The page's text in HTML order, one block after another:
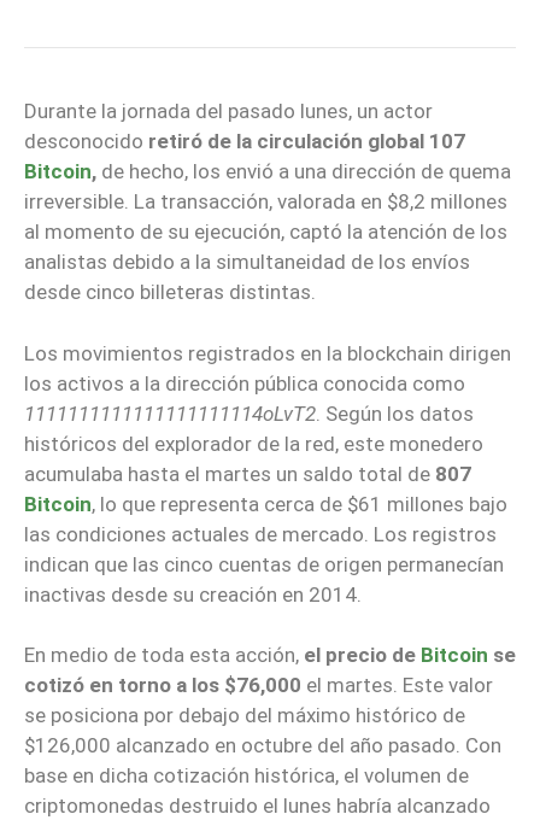
Durante la jornada del pasado lunes, un actor
desconocido retiró de la circulación global 107
Bitcoin, de hecho, los envió a una dirección de quema
irreversible. La transacción, valorada en $8,2 millones
al momento de su ejecución, captó la atención de los
analistas debido a la simultaneidad de los envíos
desde cinco billeteras distintas.
Los movimientos registrados en la blockchain dirigen
los activos a la dirección pública conocida como
1111111111111111111114oLvT2 . Según los datos
históricos del explorador de la red, este monedero
acumulaba hasta el martes un saldo total de 807
Bitcoin, lo que representa cerca de $61 millones bajo
las condiciones actuales de mercado. Los registros
indican que las cinco cuentas de origen permanecían
inactivas desde su creación en 2014.
En medio de toda esta acción, el precio de Bitcoin se
cotizó en torno a los $76,000 el martes. Este valor
se posiciona por debajo del máximo histórico de
$126,000 alcanzado en octubre del año pasado. Con
base en dicha cotización histórica, el volumen de
criptomonedas destruido el lunes habría alcanzado